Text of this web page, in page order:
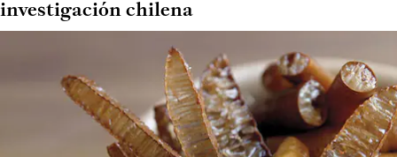
investigación chilena